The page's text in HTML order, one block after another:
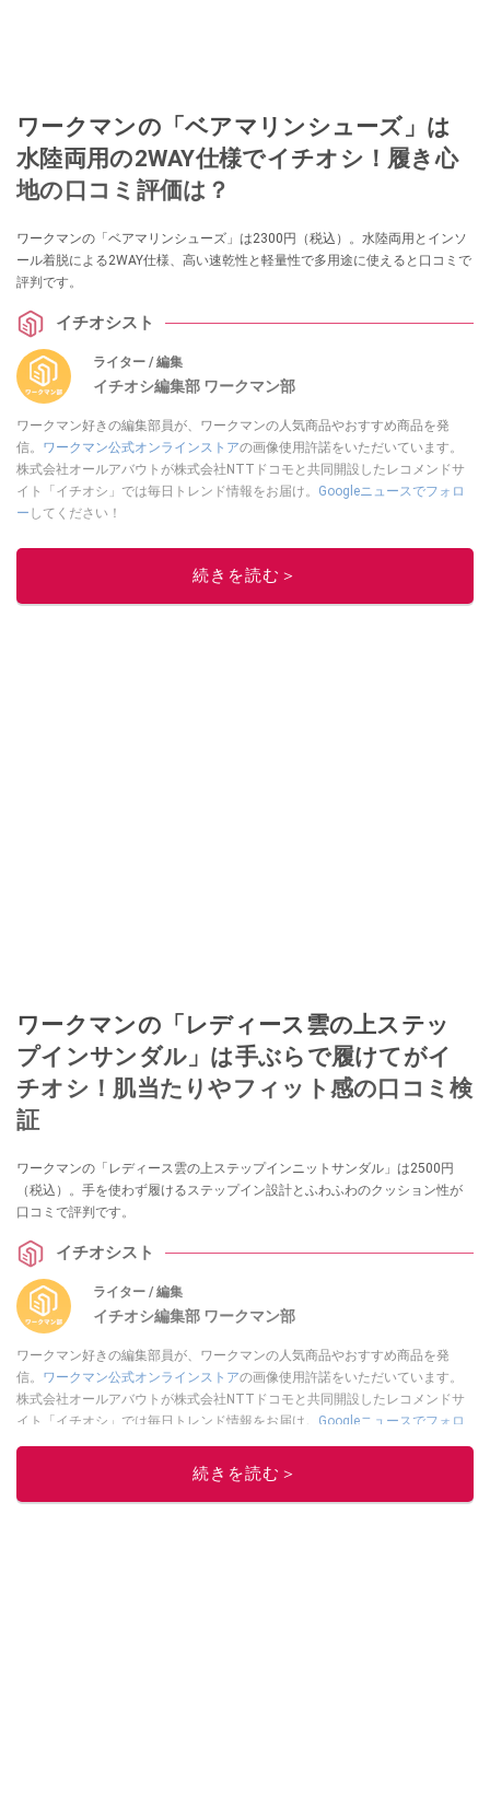
ワークマンの「ベアマリンシューズ」は
水陸両用の2WAY仕様でイチオシ！履き心
地の口コミ評価は？
ワークマンの「ベアマリンシューズ」は2300円（税込）。水陸両用とインソ
ール着脱による2WAY仕様、高い速乾性と軽量性で多用途に使えると口コミで
評判です。
イチオシスト
ライター / 編集
イチオシ編集部 ワークマン部
ワークマン好きの編集部員が、ワークマンの人気商品やおすすめ商品を発
信。 ワークマン公式オンラインストアの画像使用許諾をいただいています。
株式会社オールアバウトが株式会社NTTドコモと共同開設したレコメンドサ
イト「イチオシ」では毎日トレンド情報をお届け。 Googleニュースでフォロ
ー してください！
このイチオシストの他の記事を読む
続きを読む＞
ワークマンの「レディース雲の上ステッ
プインサンダル」は手ぶらで履けてがイ
チオシ！肌当たりやフィット感の口コミ検
証
ワークマンの「レディース雲の上ステップインニットサンダル」は2500円
（税込）。手を使わず履けるステップイン設計とふわふわのクッション性が
口コミで評判です。
イチオシスト
ライター / 編集
イチオシ編集部 ワークマン部
ワークマン好きの編集部員が、ワークマンの人気商品やおすすめ商品を発
信。 ワークマン公式オンラインストアの画像使用許諾をいただいています。
株式会社オールアバウトが株式会社NTTドコモと共同開設したレコメンドサ
イト「イチオシ」では毎日トレンド情報をお届け。 Googleニュースでフォロ
このイチオシストの他の記事を読む
続きを読む＞